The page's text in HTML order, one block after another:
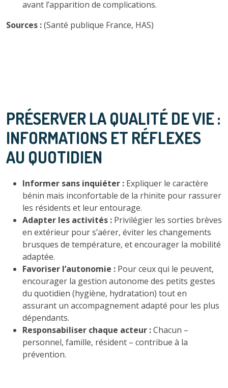
avant l’apparition de complications.
Sources :(Santé publique France, HAS)
PRÉSERVER LA QUALITÉ DE VIE :
INFORMATIONS ET RÉFLEXES
AU QUOTIDIEN
Informer sans inquiéter : Expliquer le caractère
bénin mais inconfortable de la rhinite pour rassurer
les résidents et leur entourage.
Adapter les activités : Privilégier les sorties brèves
en extérieur pour s’aérer, éviter les changements
brusques de température, et encourager la mobilité
adaptée.
Favoriser l’autonomie : Pour ceux qui le peuvent,
encourager la gestion autonome des petits gestes
du quotidien (hygiène, hydratation) tout en
assurant un accompagnement adapté pour les plus
dépendants.
Responsabiliser chaque acteur :Chacun –
personnel, famille, résident – contribue à la
prévention.